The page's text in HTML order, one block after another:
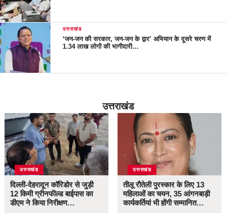
उत्तराखंड
‘जन-जन की सरकार, जन-जन के द्वार’ अभियान के दूसरे चरण में
1.34 लाख लोगों की भागीदारी…
उत्तराखंड
उत्तराखंड
दिल्ली-देहरादून कॉरिडोर से जुड़ी
12 किमी ग्रीनफील्ड बाईपास का
डीएम ने किया निरीक्षण…
उत्तराखंड
तीलू रौतेली पुरस्कार के लिए 13
महिलाओं का चयन, 35 आंगनबाड़ी
कार्यकर्तियां भी होंगी सम्मानित…